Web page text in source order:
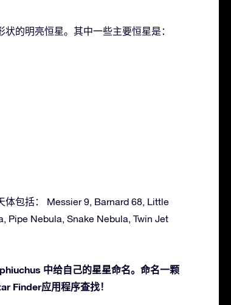
的明亮恒星。其中一些主要恒星是：
体包括： Messier 9, Barnard 68, Little
Pipe Nebula, Snake Nebula, Twin Jet
中给自己的星星命名。命名一颗
Finder应用程序查找！